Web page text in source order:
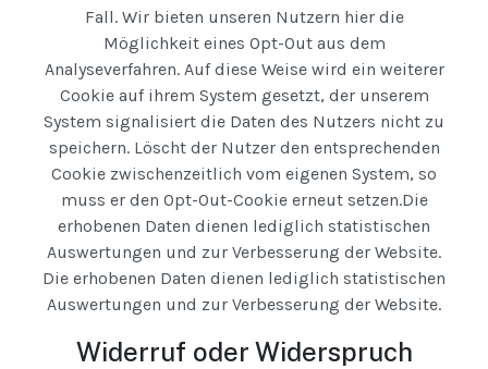
Fall. Wir bieten unseren Nutzern hier die
Möglichkeit eines Opt-Out aus dem
Analyseverfahren. Auf diese Weise wird ein weiterer
Cookie auf ihrem System gesetzt, der unserem
System signalisiert die Daten des Nutzers nicht zu
speichern. Löscht der Nutzer den entsprechenden
Cookie zwischenzeitlich vom eigenen System, so
muss er den Opt-Out-Cookie erneut setzen.Die
erhobenen Daten dienen lediglich statistischen
Auswertungen und zur Verbesserung der Website.
Die erhobenen Daten dienen lediglich statistischen
Auswertungen und zur Verbesserung der Website.
Widerruf oder Widerspruch